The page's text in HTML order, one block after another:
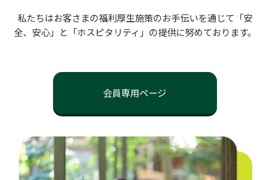
私たちはお客さまの福利厚生施策のお手伝いを通じて「安
全、安心」と「ホスピタリティ」の提供に努めております。
会員専用ページ